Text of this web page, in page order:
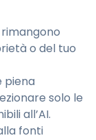
o del tuo
piena
solo le
all’AI.
fonti